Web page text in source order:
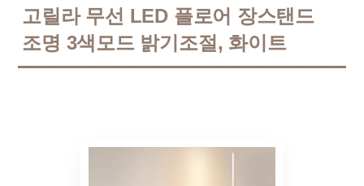
고릴라 무선 LED 플로어 장스탠드
조명 3색모드 밝기조절, 화이트